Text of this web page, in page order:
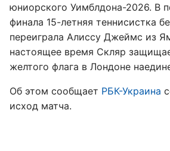
юниорского Уимблдона-2026. В
финала 15-летняя теннисистка
переиграла Алиссу Джеймс из
настоящее время Скляр
желтого флага в Лондоне
Об этом сообщает РБК-Украина
исход матча.